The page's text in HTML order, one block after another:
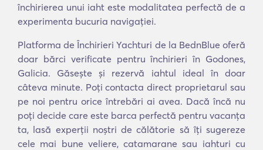
închirierea unui iaht este modalitatea perfectă de a
experimenta bucuria navigației.
Platforma de Închirieri Yachturi de la BednBlue oferă
doar bărci verificate pentru închirieri în Godones,
Galicia. Găsește și rezervă iahtul ideal în doar
câteva minute. Poți contacta direct proprietarul sau
pe noi pentru orice întrebări ai avea. Dacă încă nu
poți decide care este barca perfectă pentru vacanța
ta, lasă experții noștri de călătorie să îți sugereze
cele mai bune veliere, catamarane sau iahturi cu